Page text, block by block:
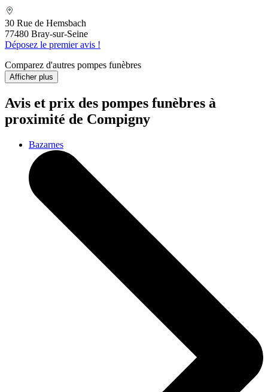
30 Rue de Hemsbach
77480 Bray-sur-Seine
Déposez le premier avis !
Comparez d'autres pompes funèbres
Afficher plus
Avis et prix des pompes funèbres à
proximité de Compigny
Bazarnes